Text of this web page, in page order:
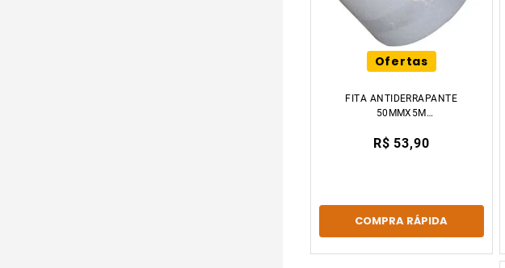
Ofertas
FITA ANTIDERRAPANTE
50MMX5M
R$ 53,90
COMPRA RÁPIDA